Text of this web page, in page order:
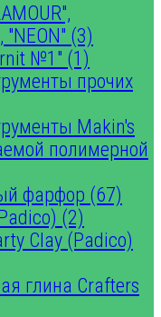
"NEON" (3)
№1" (1)
прочих
Makin's
полимерной
фарфор (67)
(2)
Clay (Padico)
глина Crafters